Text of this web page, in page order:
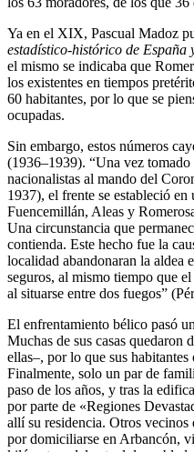
Ya en el XIX, Pascual Madoz
estadístico-histórico de España
el mismo se indicaba que
los existentes en tiempos
60 habitantes, por lo que se
ocupadas.
Sin embargo, estos números
(1936–1939). “Una vez
nacionalistas al mando del
1937), el frente se estableció
Fuencemillán, Aleas y
Una circunstancia que
contienda. Este hecho fue la
localidad abandonaran la aldea
seguros, al mismo tiempo que
al situarse entre dos fuegos”
El enfrentamiento bélico pasó
Muchas de sus casas quedaron
ellas–, por lo que sus
Finalmente, solo un par de
paso de los años, y tras la
por parte de «Regiones
allí su residencia. Otros vecinos
por domiciliarse en Arbancón,